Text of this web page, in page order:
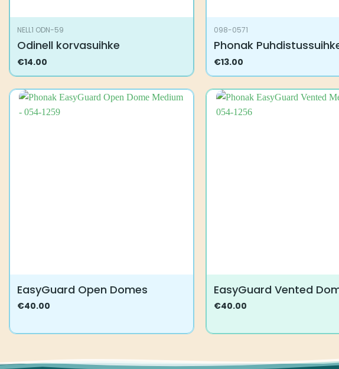
NELL1 ODN-59
Odinell korvasuihke
€14.00
098-0571
Phonak
€13.00
EasyGuard Open Domes
€40.00
tuotteella
useampi
EasyGuard Vented
€40.00
tuotteella